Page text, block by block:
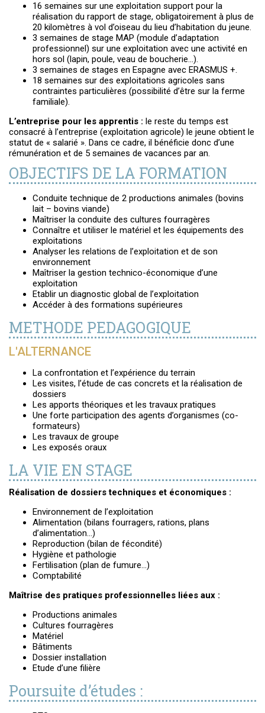
16 semaines sur une exploitation support pour la
réalisation du rapport de stage, obligatoirement à plus de
20 kilomètres à vol d’oiseau du lieu d’habitation du jeune.
3 semaines de stage MAP (module d’adaptation
professionnel) sur une exploitation avec une activité en
hors sol (lapin, poule, veau de boucherie…).
3 semaines de stages en Espagne avec ERASMUS +.
18 semaines sur des exploitations agricoles sans
contraintes particulières (possibilité d’être sur la ferme
familiale).
L’entreprise pour les apprentis : le reste du temps est
consacré à l’entreprise (exploitation agricole) le jeune obtient le
statut de « salarié ». Dans ce cadre, il bénéficie donc d’une
rémunération et de 5 semaines de vacances par an.
OBJECTIFS DE LA FORMATION
Conduite technique de 2 productions animales (bovins
lait – bovins viande)
Maîtriser la conduite des cultures fourragères
Connaître et utiliser le matériel et les équipements des
exploitations
Analyser les relations de l’exploitation et de son
environnement
Maîtriser la gestion technico-économique d’une
exploitation
Etablir un diagnostic global de l’exploitation
Accéder à des formations supérieures
METHODE PEDAGOGIQUE
L'ALTERNANCE
La confrontation et l’expérience du terrain
Les visites, l’étude de cas concrets et la réalisation de
dossiers
Les apports théoriques et les travaux pratiques
Une forte participation des agents d’organismes (co-
formateurs)
Les travaux de groupe
Les exposés oraux
LA VIE EN STAGE
Réalisation de dossiers techniques et économiques :
Environnement de l’exploitation
Alimentation (bilans fourragers, rations, plans
d’alimentation…)
Reproduction (bilan de fécondité)
Hygiène et pathologie
Fertilisation (plan de fumure…)
Comptabilité
Maîtrise des pratiques professionnelles liées aux :
Productions animales
Cultures fourragères
Matériel
Bâtiments
Dossier installation
Etude d’une filière
Poursuite d’études :